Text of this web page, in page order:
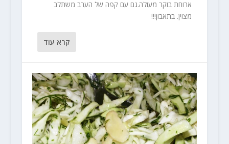
ארוחת בוקר מעולה.גם עם קפה של הערב משתלב
מצוין. בתאבון!!!
קרא עוד